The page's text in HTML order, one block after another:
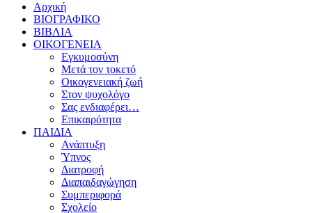
Αρχική
ΒΙΟΓΡΑΦΙΚΟ
ΒΙΒΛΙΑ
ΟΙΚΟΓΕΝΕΙΑ
Εγκυμοσύνη
Μετά τον τοκετό
Οικογενειακή ζωή
Στον ψυχολόγο
Σας ενδιαφέρει…
Επικαιρότητα
ΠΑΙΔΙΑ
Ανάπτυξη
Ύπνος
Διατροφή
Διαπαιδαγώγηση
Συμπεριφορά
Σχολείο